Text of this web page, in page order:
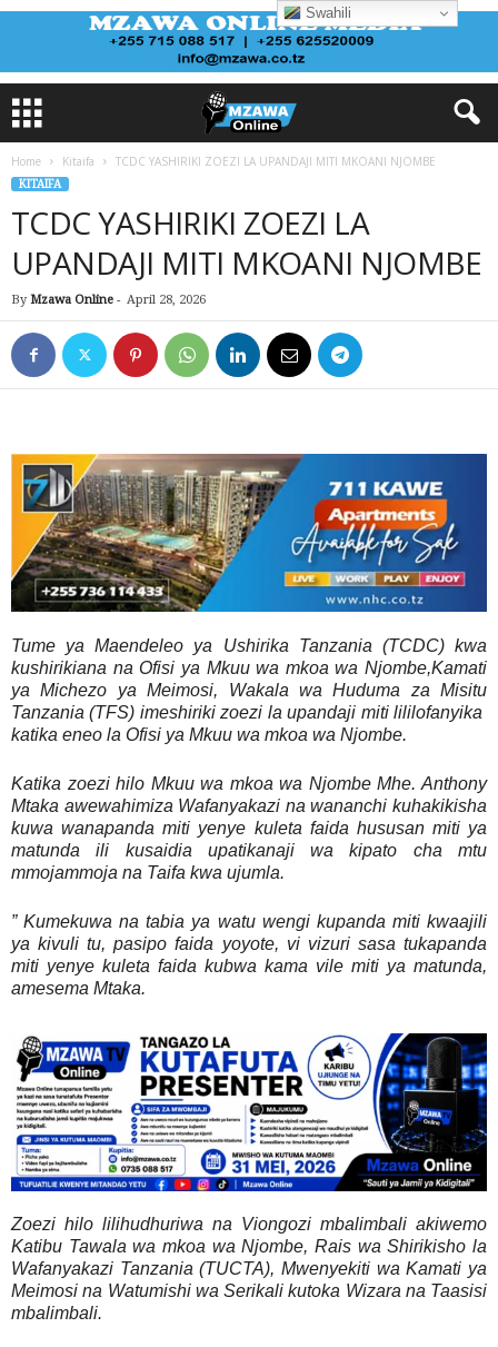
Home Kitaifa TCDC YASHIRIKI ZOEZI LA UPANDAJI MITI MKOANI NJOMBE
KITAIFA
TCDC YASHIRIKI ZOEZI LA
UPANDAJI MITI MKOANI NJOMBE
By Mzawa Online - April 28, 2026
Tume ya Maendeleo ya Ushirika Tanzania (TCDC) kwa
kushirikiana na Ofisi ya Mkuu wa mkoa wa Njombe,Kamati
ya Michezo ya Meimosi, Wakala wa Huduma za Misitu
Tanzania (TFS) imeshiriki zoezi la upandaji miti lililofanyika
katika eneo la Ofisi ya Mkuu wa mkoa wa Njombe.
Katika zoezi hilo Mkuu wa mkoa wa Njombe Mhe. Anthony
Mtaka awewahimiza Wafanyakazi na wananchi kuhakikisha
kuwa wanapanda miti yenye kuleta faida hususan miti ya
matunda ili kusaidia upatikanaji wa kipato cha mtu
mmojammoja na Taifa kwa ujumla.
” Kumekuwa na tabia ya watu wengi kupanda miti kwaajili
ya kivuli tu, pasipo faida yoyote, vi vizuri sasa tukapanda
miti yenye kuleta faida kubwa kama vile miti ya matunda,
amesema Mtaka.
Zoezi hilo lilihudhuriwa na Viongozi mbalimbali akiwemo
Katibu Tawala wa mkoa wa Njombe, Rais wa Shirikisho la
Wafanyakazi Tanzania (TUCTA), Mwenyekiti wa Kamati ya
Meimosi na Watumishi wa Serikali kutoka Wizara na Taasisi
mbalimbali.
Swahili